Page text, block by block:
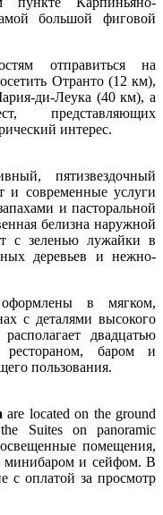
большой фиговой
отправиться на
Отранто (12 км),
ди-Леука (40 км), а
представляющих
интерес.
пятизвездочный
и современные услуги
и пасторальной
белизна наружной
с зеленью лужайки в
деревьев и нежно-
оформлены в мягком,
с деталями высокого
располагает двадцатью
рестораном, баром и
пользования.
are located on the ground
Suites on panoramic
помещения,
минибаром и сейфом. В
с оплатой за просмотр